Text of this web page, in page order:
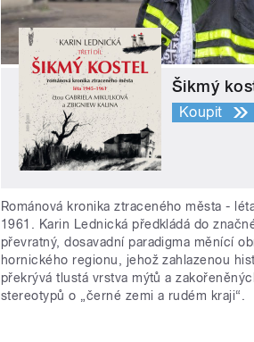
Šikmý
Koupit
Románová kronika ztraceného města -
1961. Karin Lednická předkládá do
převratný, dosavadní paradigma měnící
hornického regionu, jehož zahlazenou
překrývá tlustá vrstva mýtů a
stereotypů o „černé zemi a rudém kraji“.